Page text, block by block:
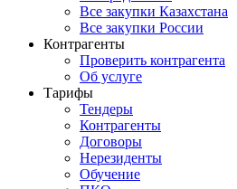
Все закупки Казахстана
Все закупки России
Контрагенты
Проверить контрагента
Об услуге
Тарифы
Тендеры
Контрагенты
Договоры
Нерезиденты
Обучение